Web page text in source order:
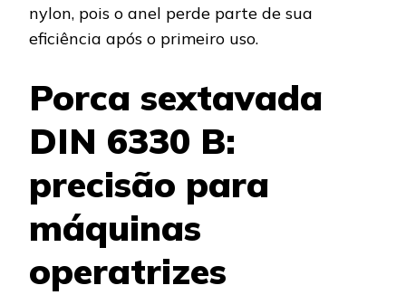
nylon, pois o anel perde parte de sua
eficiência após o primeiro uso.
Porca sextavada
DIN 6330 B:
precisão para
máquinas
operatrizes